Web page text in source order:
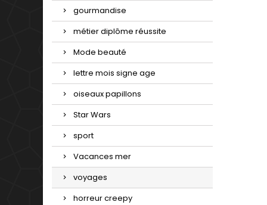
gourmandise
métier diplôme réussite
Mode beauté
lettre mois signe age
oiseaux papillons
Star Wars
sport
Vacances mer
voyages
horreur creepy